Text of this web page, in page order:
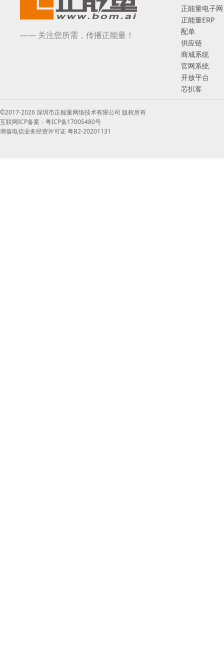
—— 关注您所需，传播正能量！
正能量电子网
正能量ERP
配单
供应链
商城系统
官网系统
开放平台
芯扒客
©2017-2026 深圳市正能量网络技术有限公司 版权所有
互联网ICP备案：粤ICP备17005480号
增值电信业务经营许可证 粤B2-20201131